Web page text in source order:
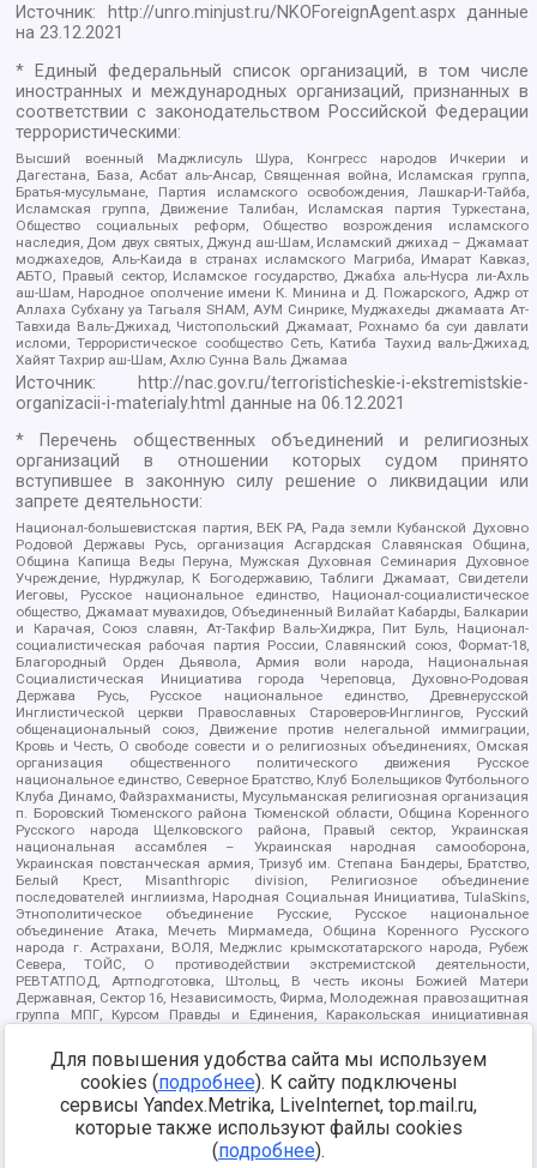
Источник: http://unro.minjust.ru/NKOForeignAgent.aspxданные
на23.12.2021
* Единый федеральный список организаций, в том числе
иностранных и международных организаций, признанных в
соответствии с законодательством Российской Федерации
террористическими:
Высший военный Маджлисуль Шура, Конгресс народов Ичкерии и
Дагестана, База, Асбат аль-Ансар, Священная война, Исламская группа,
Братья-мусульмане, Партия исламского освобождения, Лашкар-И-Тайба,
Исламская группа, Движение Талибан, Исламская партия Туркестана,
Общество социальных реформ, Общество возрождения исламского
наследия, Дом двух святых, Джунд аш-Шам, Исламский джихад – Джамаат
моджахедов, Аль-Каида в странах исламского Магриба, Имарат Кавказ,
АБТО, Правый сектор, Исламское государство, Джабха аль-Нусра ли-Ахль
аш-Шам, Народное ополчение имени К. Минина и Д. Пожарского, Аджр от
Аллаха Субхану уа Тагьаля SHAM, АУМ Синрике, Муджахеды джамаата Ат-
Тавхида Валь-Джихад, Чистопольский Джамаат, Рохнамо ба суи давлати
исломи, Террористическое сообщество Сеть, Катиба Таухид валь-Джихад,
Хайят Тахрир аш-Шам, Ахлю Сунна Валь Джамаа
Источник:
http://nac.gov.ru/terroristicheskie-i-ekstremistskie-
organizacii-i-materialy.html данные на06.12.2021
* Перечень общественных объединений и религиозных
организаций в отношении которых судом принято
вступившее в законную силу решение о ликвидации или
запрете деятельности:
Национал-большевистская партия, ВЕК РА, Рада земли Кубанской Духовно
Родовой Державы Русь, организация Асгардская Славянская Община,
Община Капища Веды Перуна, Мужская Духовная Семинария Духовное
Учреждение, Нурджулар, К Богодержавию, Таблиги Джамаат, Свидетели
Иеговы, Русское национальное единство, Национал-социалистическое
общество, Джамаат мувахидов, Объединенный Вилайат Кабарды, Балкарии
и Карачая, Союз славян, Ат-Такфир Валь-Хиджра, Пит Буль, Национал-
социалистическая рабочая партия России, Славянский союз, Формат-18,
Благородный Орден Дьявола, Армия воли народа, Национальная
Социалистическая Инициатива города Череповца, Духовно-Родовая
Держава Русь, Русское национальное единство, Древнерусской
Инглистической церкви Православных Староверов-Инглингов, Русский
общенациональный союз, Движение против нелегальной иммиграции,
Кровь и Честь, О свободе совести и о религиозных объединениях, Омская
организация общественного политического движения Русское
национальное единство, Северное Братство, Клуб Болельщиков Футбольного
Клуба Динамо, Файзрахманисты, Мусульманская религиозная организация
п. Боровский Тюменского района Тюменской области, Община Коренного
Русского народа Щелковского района, Правый сектор, Украинская
национальная ассамблея – Украинская народная самооборона,
Украинская повстанческая армия, Тризуб им. Степана Бандеры, Братство,
Белый Крест, Misanthropic division, Религиозное объединение
последователей инглиизма, Народная Социальная Инициатива, TulaSkins,
Этнополитическое объединение Русские, Русское национальное
объединение Атака, Мечеть Мирмамеда, Община Коренного Русского
народа г. Астрахани, ВОЛЯ, Меджлис крымскотатарского народа, Рубеж
Севера, ТОЙС, О противодействии экстремистской деятельности,
РЕВТАТПОД, Артподготовка, Штольц, В честь иконы Божией Матери
Державная, Сектор 16, Независимость, Фирма, Молодежная правозащитная
группа МПГ, Курсом Правды и Единения, Каракольская инициативная
Благотворительный пансионат Ак Умут, Русская республика Русь,
Арестантское уголовное единство, Башкорт, Нация и свобода, W.H.С., Фалунь
Дафа, Иртыш Ultras, Русский Патриотический клуб-Новокузнецк/РПК,
Сибирский державный союз, Фонд борьбы с коррупцией, Фонд защиты прав
граждан, Штабы Навального, Совет граждан СССР Прикубанского округа г.
Краснодара
https://minjust.gov.ru/ru/documents/7822/
Для повышения удобства сайта мы используем
cookies (подробнее). К сайту подключены
сервисы Yandex.Metrika, LiveInternet, top.mail.ru,
которые также используют файлы cookies
(подробнее).